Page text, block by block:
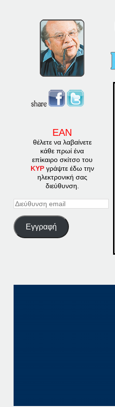
ΕΑΝ
θέλετε να λαβαίνετε
κάθε πρωί ένα
επίκαιρο σκίτσο του
ΚΥΡγράψτε έδω την
ηλεκτρονική σας
διεύθυνση.
Διεύθυνση
Εγγραφή